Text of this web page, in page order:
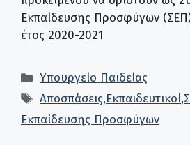
Εκπαίδευσης Προσφύγων
έτος 2020-2021
Κατηγορίες
Υπουργείο Παιδείας
Ετικέτες
Αποσπάσεις,Εκπαιδευτικοί,
Εκπαίδευσης Προσφύγων